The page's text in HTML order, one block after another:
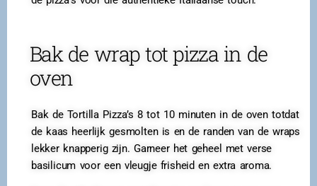
Bak de wrap tot pizza in de
oven
Bak de Tortilla Pizza’s 8 tot 10 minuten in de oven totdat
de kaas heerlijk gesmolten is en de randen van de wraps
lekker knapperig zijn. Garneer het geheel met verse
basilicum voor een vleugje frisheid en extra aroma.